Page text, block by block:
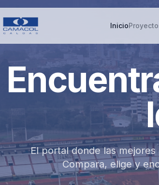
Inicio
El portal donde las
Compara, elige y